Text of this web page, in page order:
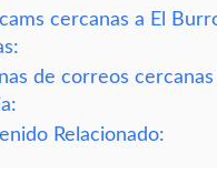
cercanas a El
de correos cercanas
Relacionado: